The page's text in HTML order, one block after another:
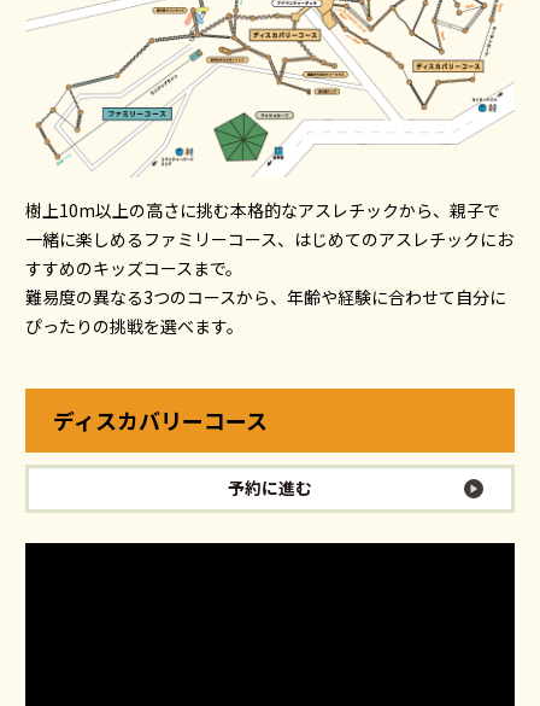
樹上10m以上の高さに挑む本格的なアスレチックから、 親子で
一緒に楽しめるファミリーコース、 はじめてのアスレチックにお
すすめのキッズコースまで。
難易度の異なる3つのコースから、 年齢や経験に合わせて自分に
ぴったりの挑戦を選べます。
ディスカバリーコース
予約に進む